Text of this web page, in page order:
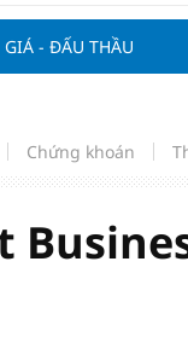
để Việt Nam hiện
tính tiền gửi Kho bạc
nay 6/8: "Nhảy vọt"
Hên
kim cương vào
- ĐẤU THẦU
Chứng khoán